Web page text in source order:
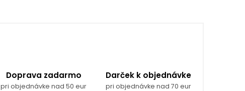
Doprava zadarmo
pri objednávke nad 50 eur
Darček k objednávke
pri objednávke nad 70 eur